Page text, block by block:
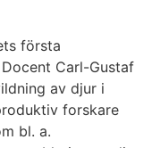
första
Carl-Gustaf
av djur i
forskare
bl. a.